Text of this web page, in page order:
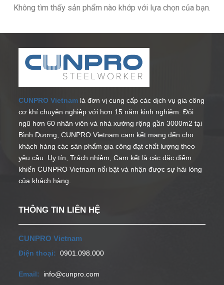
Không tìm thấy sản phẩm nào khớp với lựa chọn của bạn.
CUNPRO Vietnam là đơn vị cung cấp các dịch vụ gia công
cơ khí chuyên nghiệp với hơn 15 năm kinh nghiệm. Đội
ngũ hơn 60 nhân viên và nhà xưởng rộng gần 3000m2 tại
Bình Dương, CUNPRO Vietnam cam kết mang đến cho
khách hàng các sản phẩm gia công đạt chất lượng theo
yêu cầu. Uy tín, Trách nhiệm, Cam kết là các đặc điểm
khiến CUNPRO Vietnam nổi bật và nhận được sự hài lòng
của khách hàng.
THÔNG TIN LIÊN HỆ
CUNPRO Vietnam
Điện thoại: 0901.098.000
Email: info@cunpro.com